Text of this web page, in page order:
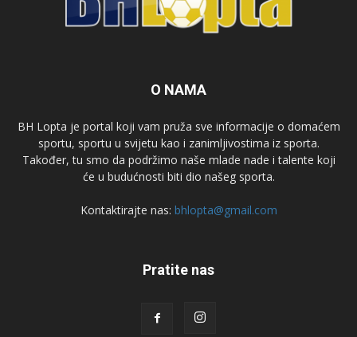
O NAMA
BH Lopta je portal koji vam pruža sve informacije o domaćem
sportu, sportu u svijetu kao i zanimljivostima iz sporta.
Također, tu smo da podržimo naše mlade nade i talente koji
će u budućnosti biti dio našeg sporta.
Kontaktirajte nas: bhlopta@gmail.com
Pratite nas